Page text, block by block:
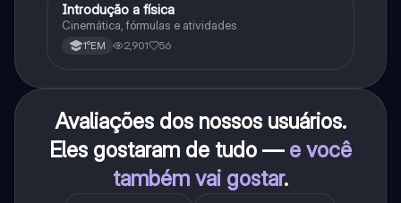
Física
Introdução a física
Cinemática, fórmulas e atividades
1°EM 2,901 56
Avaliações dos nossos usuários.
Eles gostaram de tudo — e você
também vai gostar.